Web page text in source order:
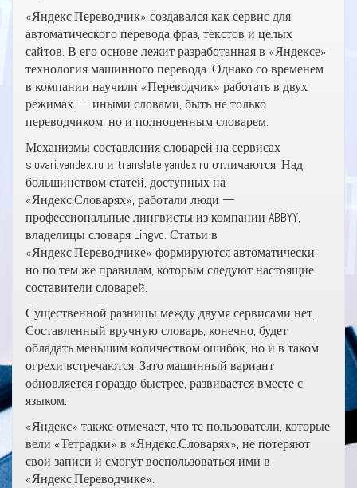
«Яндекс.Переводчик» создавался как сервис для
автоматического перевода фраз, текстов и целых
сайтов. В его основе лежит разработанная в «Яндексе»
технология машинного перевода. Однако со временем
в компании научили «Переводчик» работать в двух
режимах — иными словами, быть не только
переводчиком, но и полноценным словарем.
Механизмы составления словарей на сервисах
slovari.yandex.ru и translate.yandex.ru отличаются. Над
большинством статей, доступных на
«Яндекс.Словарях», работали люди —
профессиональные лингвисты из компании ABBYY,
владелицы словаря Lingvo. Статьи в
«Яндекс.Переводчике» формируются автоматически,
но по тем же правилам, которым следуют настоящие
составители словарей.
Существенной разницы между двумя сервисами нет.
Составленный вручную словарь, конечно, будет
обладать меньшим количеством ошибок, но и в таком
огрехи встречаются. Зато машинный вариант
обновляется гораздо быстрее, развивается вместе с
языком.
«Яндекс» также отмечает, что те пользователи, которые
вели «Тетрадки» в «Яндекс.Словарях», не потеряют
свои записи и смогут воспользоваться ими в
«Яндекс.Переводчике».